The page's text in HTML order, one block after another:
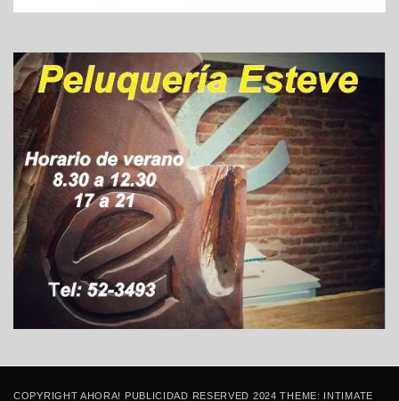
COPYRIGHT AHORA! PUBLICIDAD RESERVED 2024 THEME: INTIMATE